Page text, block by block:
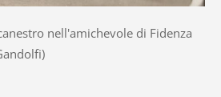
nell'amichevole di Fidenza